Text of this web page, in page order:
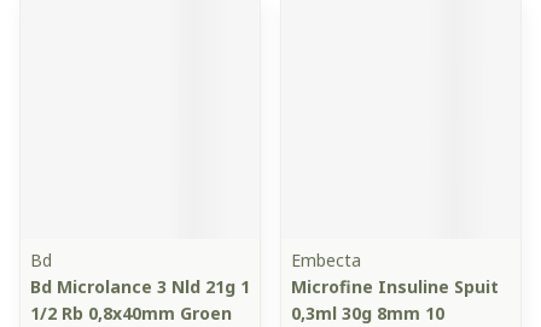
Bd
Bd Microlance 3 Nld 21g 1
1/2 Rb 0,8x40mm Groen
Embecta
Microfine Insuline Spuit
0,3ml 30g 8mm 10